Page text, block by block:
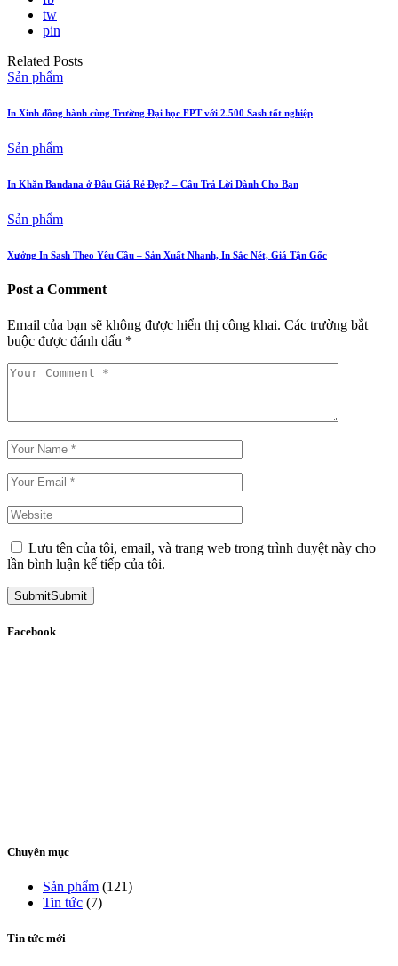
tw
pin
Related Posts
Sản phẩm
In Xinh đồng hành cùng Trường Đại học FPT với 2.500 Sash tốt nghiệp
Sản phẩm
In Khăn Bandana ở Đâu Giá Rẻ Đẹp? – Câu Trả Lời Dành Cho Bạn
Sản phẩm
Xưởng In Sash Theo Yêu Cầu – Sản Xuất Nhanh, In Sắc Nét, Giá Tận Gốc
Post a Comment
Email của bạn sẽ không được hiển thị công khai. Các trường bắt
buộc được đánh dấu *
Lưu tên của tôi, email, và trang web trong trình duyệt này cho
lần bình luận kế tiếp của tôi.
SubmitSubmit
Facebook
Chuyên mục
Sản phẩm (121)
Tin tức (7)
Tin tức mới